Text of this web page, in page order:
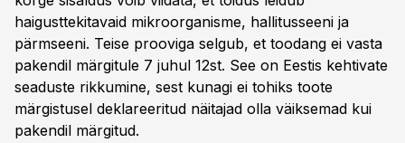
haigusttekitavaid mikro­organisme, hallitusseeni ja
pärmseeni. Teise prooviga selgub, et toodang ei vasta
pakendil märgitule 7 juhul 12st. See on Eestis kehtivate
seaduste rikkumine, sest kunagi ei tohiks toote
märgistusel deklareeritud näitajad olla väiksemad kui
pakendil märgitud.